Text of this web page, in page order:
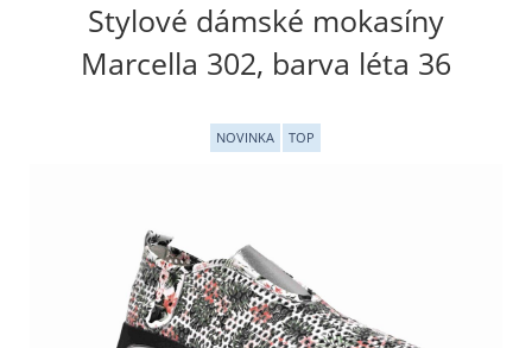
Stylové dámské mokasíny
Marcella 302, barva léta 36